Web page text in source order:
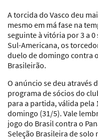
A torcida do Vasco deu
mesmo em má fase na
seguinte à vitória por 3 a 0
Sul-Americana, os
duelo de domingo contra
Brasileirão.
O anúncio se deu através
programa de sócios do
para a partida, válida pela
domingo (31/5). Vale
jogo do Brasil contra o
Seleção Brasileira de solo